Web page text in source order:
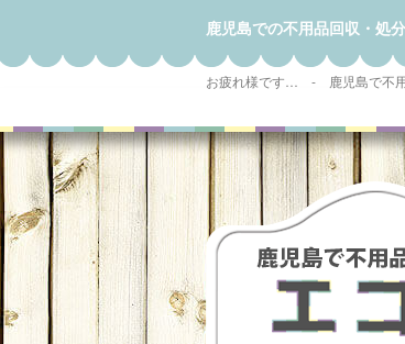
鹿児島での不用品回収・処
お疲れ様です… - 鹿児島で不用